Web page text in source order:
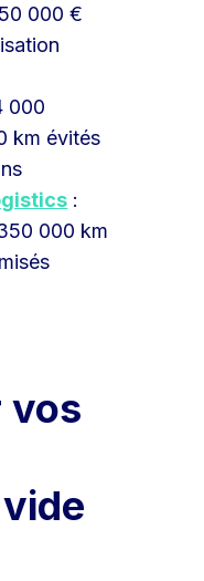
000 €
000
km évités
:
000 km
vos